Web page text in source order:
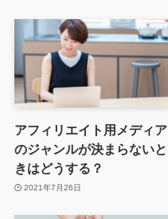
アフィリエイト用メディア
のジャンルが決まらないと
きはどうする？
2021年7月26日